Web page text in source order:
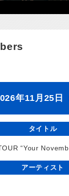
年11月25日
タイトル
“Your
アーティスト